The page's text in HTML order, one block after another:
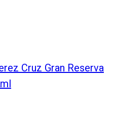
Cruz Gran Reserva